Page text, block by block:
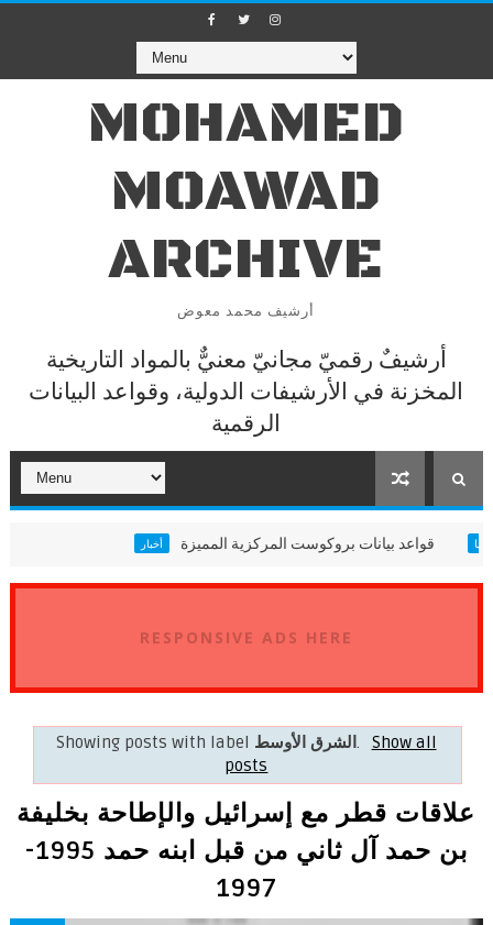
MOHAMED
MOAWAD
ARCHIVE
أرشيف محمد معوض
أرشيفٌ رقميّ مجانيّ معنيٌّ بالمواد التاريخية
المخزنة في الأرشيفات الدولية، وقواعد البيانات
الرقمية
قواعد بيانات بروكوست المركزية المميزة أثيوبيا
RESPONSIVE ADS HERE
Showing posts with label الشرق الأوسط.
Show all
posts
علاقات قطر مع إسرائيل والإطاحة بخليفة
بن حمد آل ثاني من قبل ابنه حمد 1995-
1997